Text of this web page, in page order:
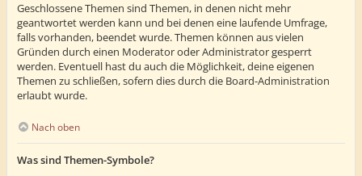
Geschlossene Themen sind Themen, in denen nicht mehr
geantwortet werden kann und bei denen eine laufende Umfrage,
falls vorhanden, beendet wurde. Themen können aus vielen
Gründen durch einen Moderator oder Administrator gesperrt
werden. Eventuell hast du auch die Möglichkeit, deine eigenen
Themen zu schließen, sofern dies durch die Board-Administration
erlaubt wurde.
Nach oben
Was sind Themen-Symbole?